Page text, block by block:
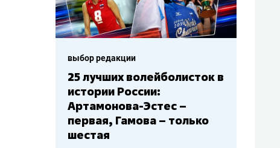
выбор редакции
Бюджеты клубов КХЛ: СКА
– главный мажор, «Ак
Барс» – второй, «Салават
Юлаев» – середняк